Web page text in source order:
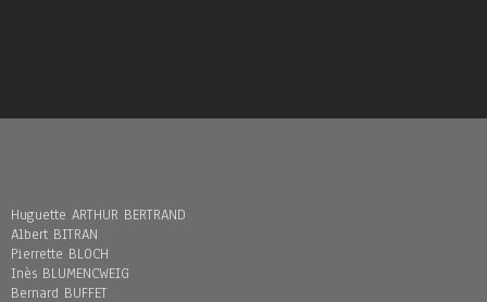
Huguette ARTHUR BERTRAND
Albert BITRAN
Pierrette BLOCH
Inès BLUMENCWEIG
Bernard BUFFET